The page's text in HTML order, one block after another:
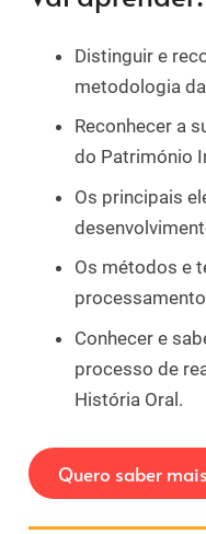
Distinguir e
metodologia
Reconhecer a
do Património
Os principais
Os métodos e
Conhecer e
processo de
História Oral.
Quero saber mais